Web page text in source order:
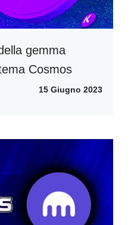
gemma
Cosmos
15 Giugno 2023